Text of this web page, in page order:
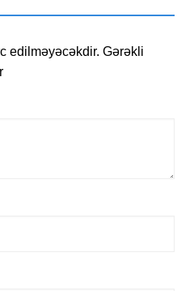
edilməyəcəkdir. Gərəkli